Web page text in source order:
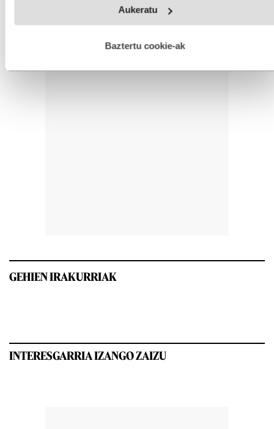
fitxategiak erabiltzen ditu. Zure esperientzia eta zerbitzuak
esplizitua ematen diguzu.Gehiago irakurri
Aukeratu
Baztertu cookie-ak
GEHIEN IRAKURRIAK
INTERESGARRIA IZANGO ZAIZU